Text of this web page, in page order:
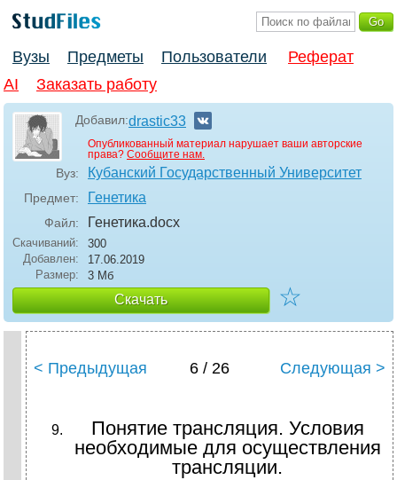
Вузы Предметы Пользователи
Реферат
AI
Заказать работу
Добавил:drastic33
Опубликованный материал нарушает ваши авторские
права? Сообщите нам.
Вуз: Кубанский Государственный Университет
Предмет: Генетика
Файл: Генетика.docx
Скачиваний:
300
Добавлен:
17.06.2019
Размер:
3 Мб
Скачать ☆
< Предыдущая 6 / 26 Следующая >
Понятие трансляция. Условия
необходимые для осуществления
трансляции.